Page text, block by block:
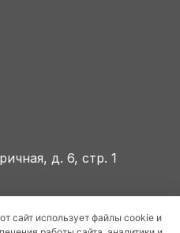
сайт использует файлы cookie и
д. 6, стр. 1